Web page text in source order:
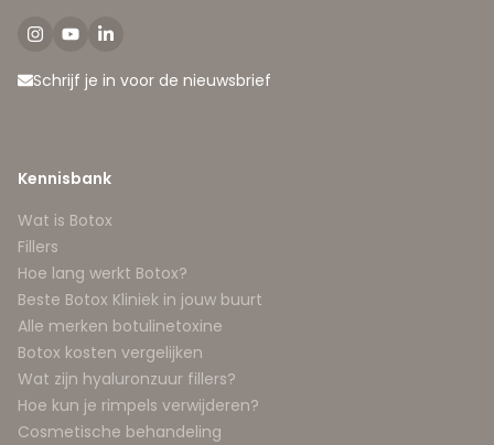
Schrijf je in voor de nieuwsbrief
Kennisbank
Wat is Botox
Fillers
Hoe lang werkt Botox?
Beste Botox Kliniek in jouw buurt
Alle merken botulinetoxine
Botox kosten vergelijken
Wat zijn hyaluronzuur fillers?
Hoe kun je rimpels verwijderen?
Cosmetische behandeling